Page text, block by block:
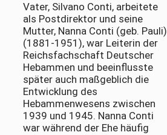
Vater, Silvano Conti, arbeitete
als Postdirektor und seine
Mutter, Nanna Conti (geb. Pauli)
(1881-1951), war Leiterin der
Reichsfachschaft Deutscher
Hebammen und beeinflusste
später auch maßgeblich die
Entwicklung des
Hebammenwesens zwischen
1939 und 1945. Nanna Conti
war während der Ehe häufig